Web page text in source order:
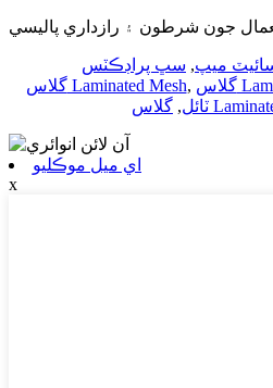
جون شرطون ۽ رازداري پاليسي
ميپ, سڀ پراڊڪٽس
گلاس Laminated Mesh,
ٽائل,
اي ميل موڪليو
x